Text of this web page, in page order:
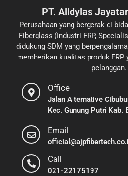
PT. Alldylas
Perusahaan yang bergerak di
Fiberglass (Industri FRP,
didukung SDM yang
memberikan kualitas produk FRP
pelanggan.
Office
Jalan Alternative
Kec. Gunung Putri Kab.
Email
Call
021-22175197